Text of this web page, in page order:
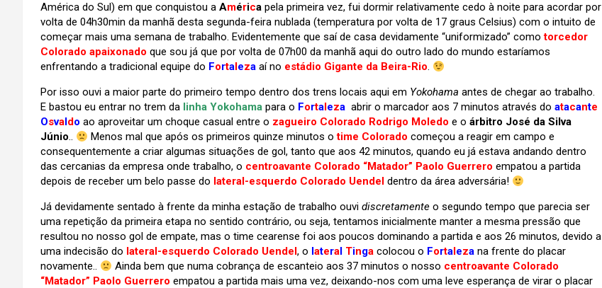
América do Sul) em que conquistou a América pela primeira vez, fui dormir relativamente cedo à noite para acordar por
volta de 04h30min da manhã desta segunda-feira nublada (temperatura por volta de 17 graus Celsius) com o intuito de
começar mais uma semana de trabalho. Evidentemente que saí de casa devidamente “uniformizado” comotorcedor
Colorado apaixonado que sou já que por volta de 07h00 da manhã aqui do outro lado do mundo estaríamos
enfrentando a tradicional equipe do Fortaleza aí no estádio Gigante da Beira-Rio.
Por isso ouvi a maior parte do primeiro tempo dentro dos trens locais aqui em Yokohama antes de chegar ao trabalho.
E bastou eu entrar no trem da linha Yokohama para o Fortaleza abrir o marcador aos 7 minutos através do atacante
Osvaldo ao aproveitar um choque casual entre o zagueiro Colorado Rodrigo Moledo e o árbitro José da Silva
Júnio.. Menos mal que após os primeiros quinze minutos otime Colorado começou a reagir em campo e
consequentemente a criar algumas situações de gol, tanto que aos 42 minutos, quando eu já estava andando dentro
das cercanias da empresa onde trabalho, o centroavante Colorado “Matador” Paolo Guerrero empatou a partida
depois de receber um belo passe do lateral-esquerdo Colorado Uendel dentro da área adversária!
Já devidamente sentado à frente da minha estação de trabalho ouvi discretamente o segundo tempo que parecia ser
uma repetição da primeira etapa no sentido contrário, ou seja, tentamos inicialmente manter a mesma pressão que
resultou no nosso gol de empate, mas o time cearense foi aos poucos dominando a partida e aos 26 minutos, devido a
uma indecisão do lateral-esquerdo Colorado Uendel, o lateral Tinga colocou o Fortaleza na frente do placar
novamente..
Ainda bem que numa cobrança de escanteio aos 37 minutos o nosso centroavante Colorado
“Matador” Paolo Guerrero empatou a partida mais uma vez, deixando-nos com uma leve esperança de virar o placar